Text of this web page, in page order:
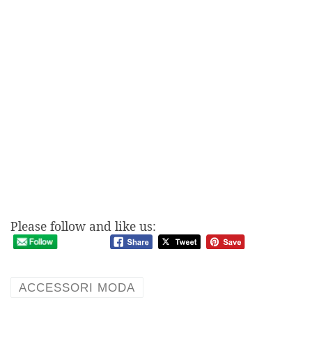
Please follow and like us:
ACCESSORI MODA